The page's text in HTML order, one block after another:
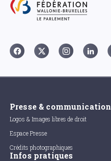
Presse & communication
Logos & Images libres de droit
Espace Presse
Crédits photographiques
Infos pratiques